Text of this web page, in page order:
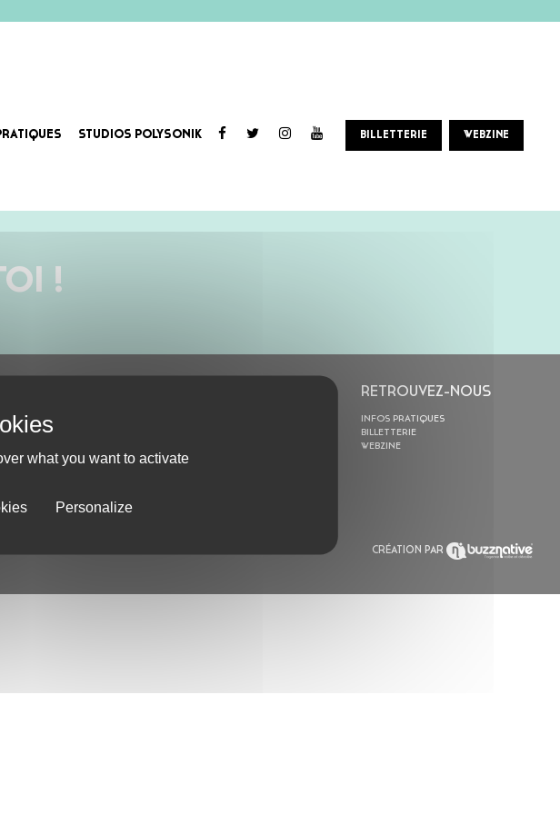
STUDIOS POLYSONIK BILLETTERIE WEBZINE
!
POLYSONIK REPET &
RETROUVEZ-NOUS
INFOS PRATIQUES
BILLETTERIE
WEBZINE
CRÉATION PAR
what you want to activate
Personalize